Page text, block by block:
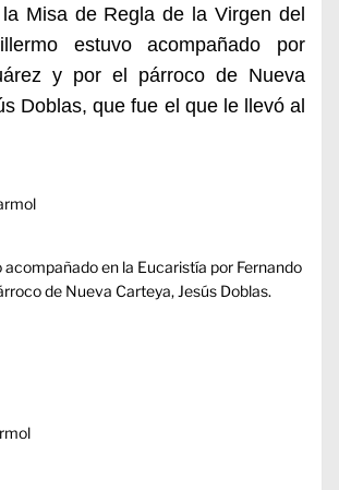
Misa de Regla de la Virgen del
estuvo acompañado por
y por el párroco de Nueva
Doblas, que fue el que le llevó al
acompañado en la Eucaristía por Fernando
de Nueva Carteya, Jesús Doblas.